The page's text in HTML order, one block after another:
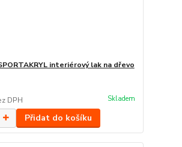
interiérový lak na dřevo
DPH Skladem
Přidat do košíku